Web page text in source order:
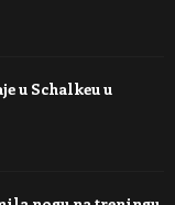
u Schalkeu u